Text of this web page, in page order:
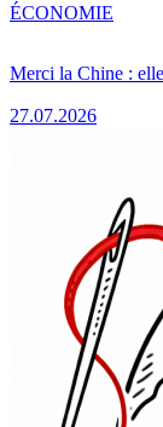
Merci la Chine :
27.07.2026
ÉCONOMIE